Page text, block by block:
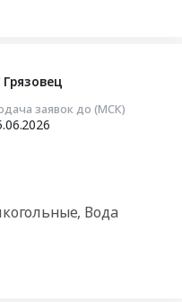
заявок до (МСК)
Вода